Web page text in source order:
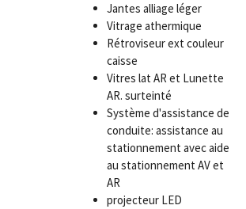
Jantes alliage léger
Vitrage athermique
Rétroviseur ext couleur
caisse
Vitres lat AR et Lunette
AR. surteinté
Système d'assistance de
conduite: assistance au
stationnement avec aide
au stationnement AV et
AR
projecteur LED